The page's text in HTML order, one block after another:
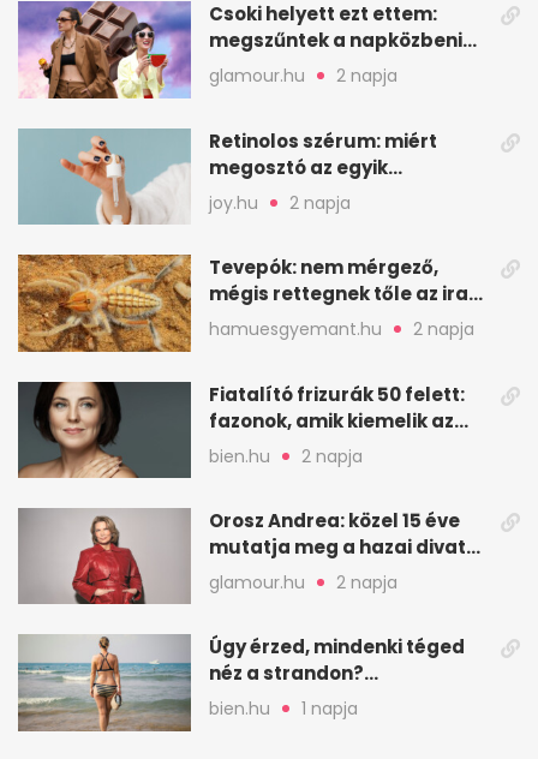
Csoki helyett ezt ettem:
megszűntek a napközbeni
nassolási rohamok
glamour.hu 2 napja
Retinolos szérum: miért
megosztó az egyik
leghatásosabb
öregedésgátló?
joy.hu 2 napja
Tevepók: nem mérgező,
mégis rettegnek tőle az iraki
sivatagban
hamuesgyemant.hu 2 napja
Fiatalító frizurák 50 felett:
fazonok, amik kiemelik az
arcodat
bien.hu 2 napja
Orosz Andrea: közel 15 éve
mutatja meg a hazai divat
arcait
glamour.hu 2 napja
Úgy érzed, mindenki téged
néz a strandon?
Pszichológusok szerint más
áll a háttérben
bien.hu 1 napja